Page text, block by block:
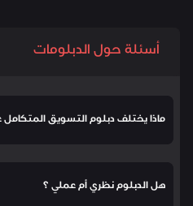
أسئلة حول الدبلومات
ماذا يختلف دبلوم التسويق المتكامل
هل الدبلوم نظري أم عملي ؟